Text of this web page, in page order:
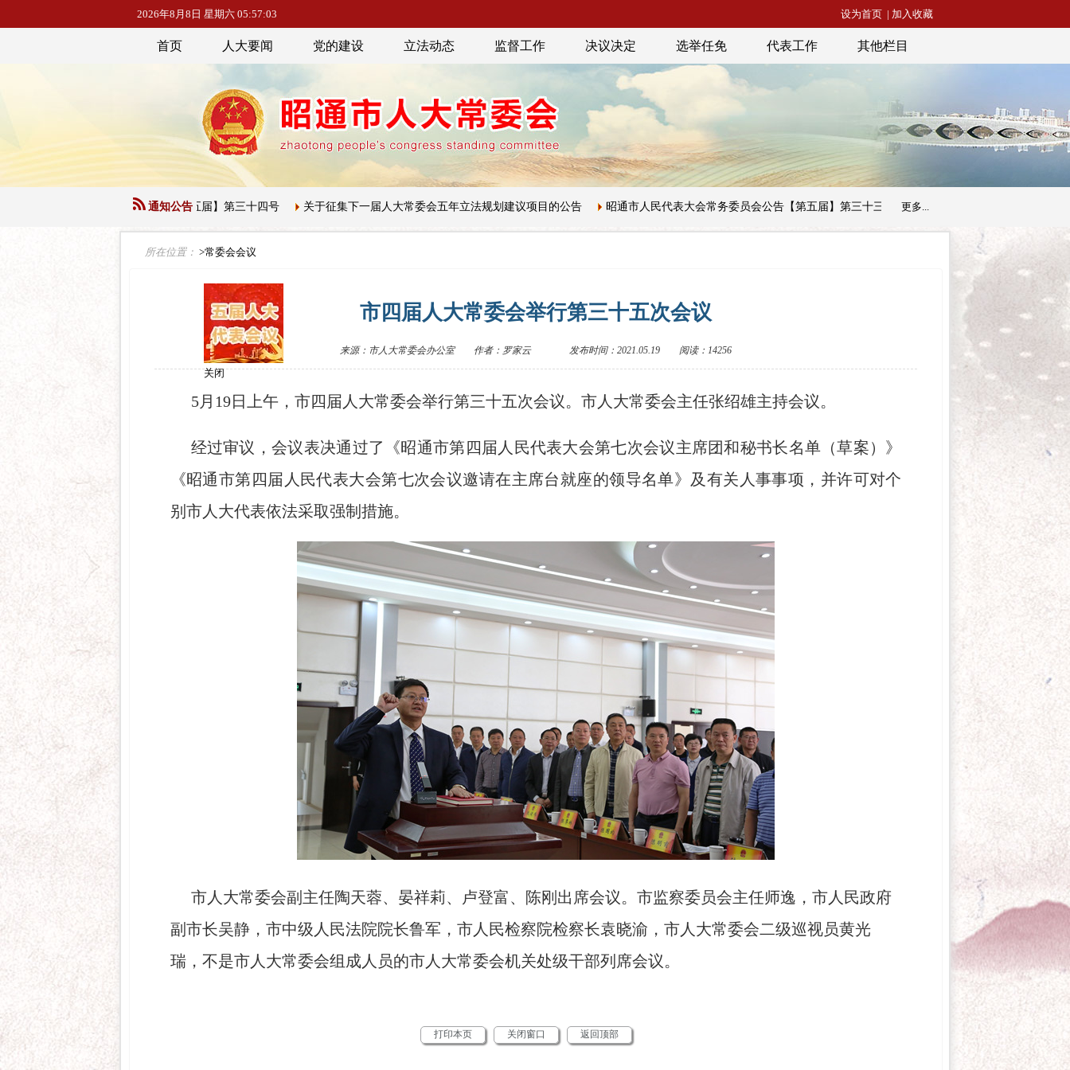
2026年8月8日 星期六 05:57:04 设为首页 | 加入收藏
首页 人大要闻 党的建设 立法动态 监督工作 决议决定 选举任免 代表工作 其他栏目
通知公告
民代表大会常务委员会公告【第五届】第三十四号 关于征集下一届人大常委会五年立法规划建议项目的公告 昭通市人民代表大会常务委员会公告【第五届】第三十三号 昭通市人民代表大会常务委员会
更多...
所在位置： >常委会会议
市四届人大常委会举行第三十五次会议
来源：市人大常委会办公室 作者：罗家云 发布时间：2021.05.19 阅读：14256
5月19日上午，市四届人大常委会举行第三十五次会议。市人大常委会主任张绍雄主持会议。
经过审议，会议表决通过了《昭通市第四届人民代表大会第七次会议主席团和秘书长名单（草案）》
《昭通市第四届人民代表大会第七次会议邀请在主席台就座的领导名单》及有关人事事项，并许可对个
别市人大代表依法采取强制措施。
市人大常委会副主任陶天蓉、晏祥莉、卢登富、陈刚出席会议。市监察委员会主任师逸，市人民政府
副市长吴静，市中级人民法院院长鲁军，市人民检察院检察长袁晓渝，市人大常委会二级巡视员黄光
瑞，不是市人大常委会组 成人员的市人大常委会机关处级干部列席会议。
打印本页 关闭窗口 返回顶部